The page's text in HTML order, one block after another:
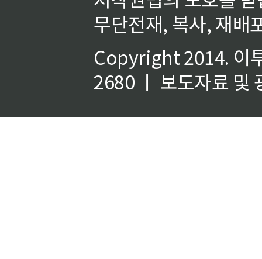
무단전재, 복사, 재배
Copyright 2014. 이
2680 ㅣ 보도자료